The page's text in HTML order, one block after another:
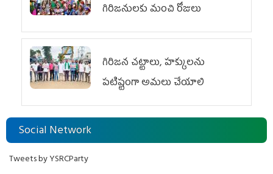
గిరిజనులకు మంచి రోజులు
గిరిజన చట్టాలు, హక్కులను
పటిష్టంగా అమలు చేయాలి
Social Network
Tweets by YSRCParty